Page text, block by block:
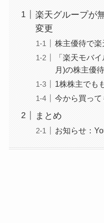
楽天グループが
変更
株主優待で
「楽天モバ
月)の株主優
1株株主でも
今から買っ
まとめ
お知らせ：